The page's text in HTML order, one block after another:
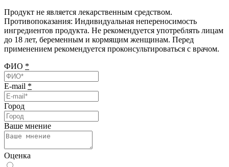
Продукт не является лекарственным средством.
Противопоказания: Индивидуальная непереносимость
ингредиентов продукта. Не рекомендуется употреблять лицам
до 18 лет, беременным и кормящим женщинам. Перед
применением рекомендуется проконсультироваться с врачом.
ФИО *
E-mail *
Город
Ваше мнение
Оценка